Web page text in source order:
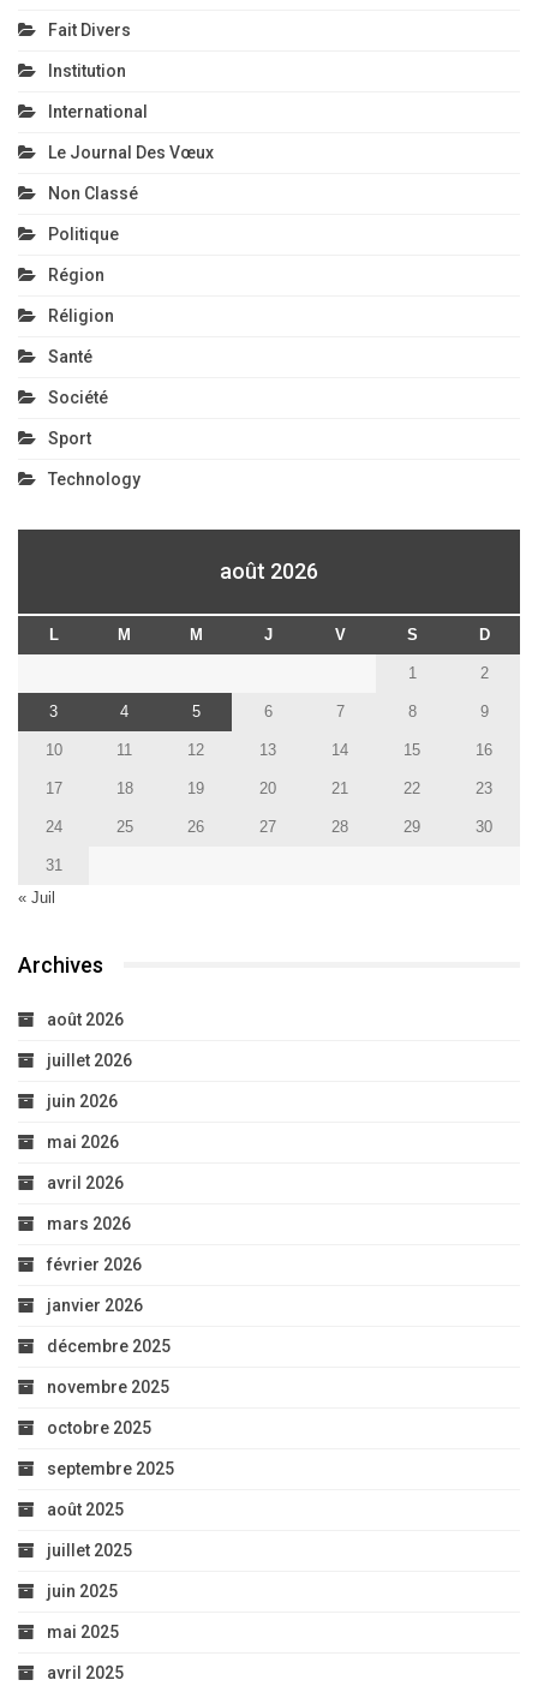
Fait Divers
Institution
International
Le Journal Des Vœux
Non Classé
Politique
Région
Réligion
Santé
Société
Sport
Technology
août 2026
L M M J V S D
1 2
3 4 5 6 7 8 9
10 11 12 13 14 15 16
17 18 19 20 21 22 23
24 25 26 27 28 29 30
31
« Juil
Archives
août 2026
juillet 2026
juin 2026
mai 2026
avril 2026
mars 2026
février 2026
janvier 2026
décembre 2025
novembre 2025
octobre 2025
septembre 2025
août 2025
juillet 2025
juin 2025
mai 2025
avril 2025